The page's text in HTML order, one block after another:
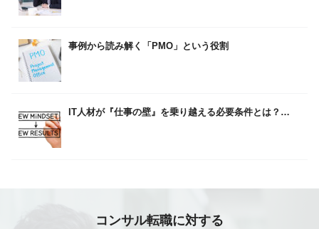
事例から読み解く「PMO」という役割
IT人材が『仕事の壁』を乗り越える必要条件とは？…
コンサル転職に対する